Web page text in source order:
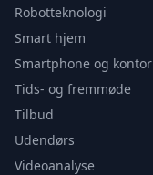
Robotteknologi
Smart hjem
Smartphone og kontor
Tids- og fremmøde
Tilbud
Udendørs
Videoanalyse